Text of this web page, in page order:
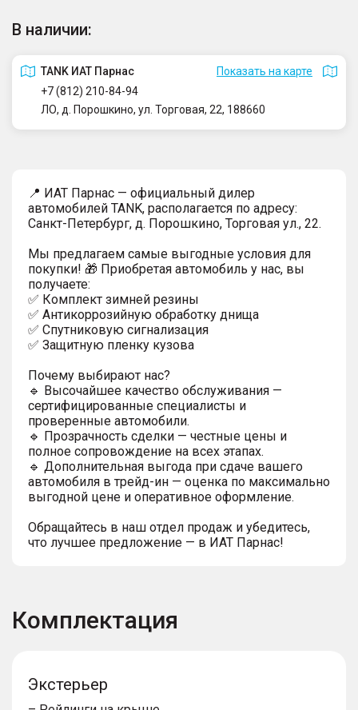
В наличии:
TANK ИАТ Парнас
Показать на карте
+7 (812) 210-84-94
ЛО, д. Порошкино, ул. Торговая, 22, 188660
📍 ИАТ Парнас — официальный дилер
автомобилей TANK, располагается по адресу:
Санкт-Петербург, д. Порошкино, Торговая ул., 22.
Мы предлагаем самые выгодные условия для
покупки! 🎁 Приобретая автомобиль у нас, вы
получаете:
✅ Комплект зимней резины
✅ Антикоррозийную обработку днища
✅ Спутниковую сигнализация
✅ Защитную пленку кузова
Почему выбирают нас?
🔹 Высочайшее качество обслуживания —
сертифицированные специалисты и
проверенные автомобили.
🔹 Прозрачность сделки — честные цены и
полное сопровождение на всех этапах.
🔹 Дополнительная выгода при сдаче вашего
автомобиля в трейд-ин — оценка по максимально
выгодной цене и оперативное оформление.
Обращайтесь в наш отдел продаж и убедитесь,
что лучшее предложение — в ИАТ Парнас!
Комплектация
Экстерьер